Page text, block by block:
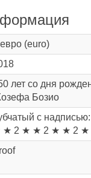
(euro)
лет со дня
Бозио
с
★ 2 ★ ★ 2 ★ ★ 2